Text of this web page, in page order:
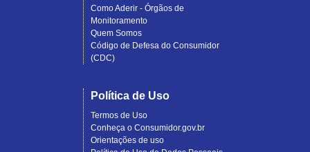
Como Aderir - Órgãos de
Monitoramento
Quem Somos
Código de Defesa do Consumidor
(CDC)
Política de Uso
Termos de Uso
Conheça o Consumidor.gov.br
Orientações de uso